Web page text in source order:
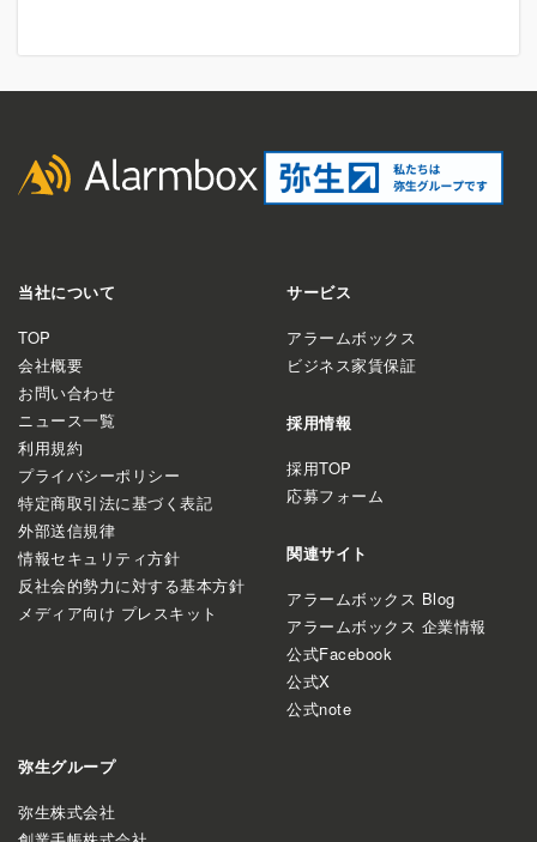
当社について
TOP
会社概要
お問い合わせ
ニュース一覧
利用規約
プライバシーポリシー
特定商取引法に基づく表記
外部送信規律
情報セキュリティ方針
反社会的勢力に対する基本方針
メディア向け プレスキット
サービス
アラームボックス
ビジネス家賃保証
採用情報
採用TOP
応募フォーム
関連サイト
アラームボックス Blog
アラームボックス 企業情報
公式Facebook
公式X
公式note
弥生グループ
弥生株式会社